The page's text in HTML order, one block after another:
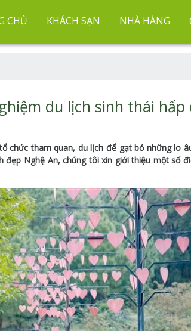
CHỦ KHÁCH SẠN NHÀ HÀNG
du lịch sinh thái hấp
chức tham quan, du lịch để gạt bỏ những lo
Nghệ An, chúng tôi xin giới thiệu một số